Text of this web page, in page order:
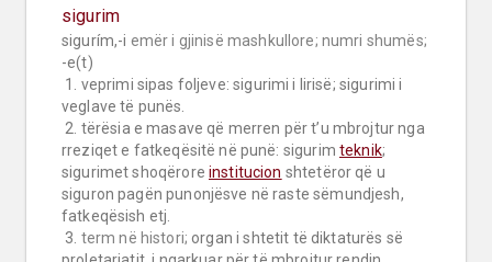
sigurim
sigurím,-i emër i gjinisë mashkullore; numri shumës;
-e(t)
veglave të punës.
rreziqet e fatkeqësitë në punë: sigurim teknik;
sigurimet shoqërore institucion shtetëror që u
siguron pagën punonjësve në raste sëmundjesh,
fatkeqësish etj.
3. term në histori; organ i shtetit të diktaturës së